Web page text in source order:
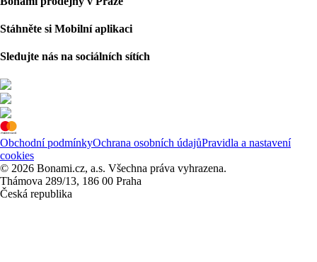
Stáhněte si Mobilní aplikaci
Sledujte nás na sociálních sítích
Obchodní podmínkyOchrana osobních údajůPravidla a nastavení
cookies
© 2026 Bonami.cz, a.s. Všechna práva vyhrazena.
Thámova 289/13, 186 00 Praha
Česká republika